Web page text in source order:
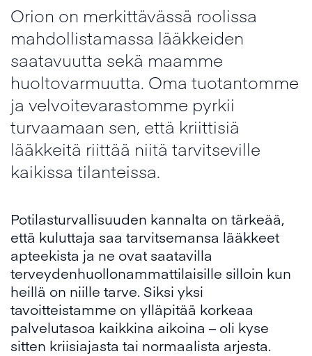
Orion on merkittävässä roolissa
mahdollistamassa lääkkeiden
saatavuutta sekä maamme
huoltovarmuutta. Oma tuotantomme
ja velvoitevarastomme pyrkii
turvaamaan sen, että kriittisiä
lääkkeitä riittää niitä tarvitseville
kaikissa tilanteissa.
Potilasturvallisuuden kannalta on tärkeää,
että kuluttaja saa tarvitsemansa lääkkeet
apteekista ja ne ovat saatavilla
terveydenhuollonammattilaisille silloin kun
heillä on niille tarve. Siksi yksi
tavoitteistamme on ylläpitää korkeaa
palvelutasoa kaikkina aikoina – oli kyse
sitten kriisiajasta tai normaalista arjesta.